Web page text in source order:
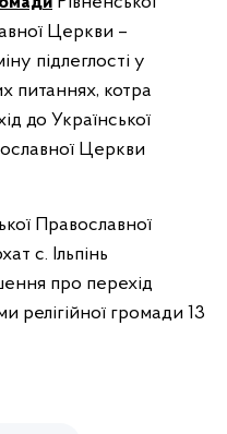
Церкви –
підлеглості у
питаннях, котра
до Української
Церкви
Православної
с. Ільпінь
про перехід
релігійної громади 13